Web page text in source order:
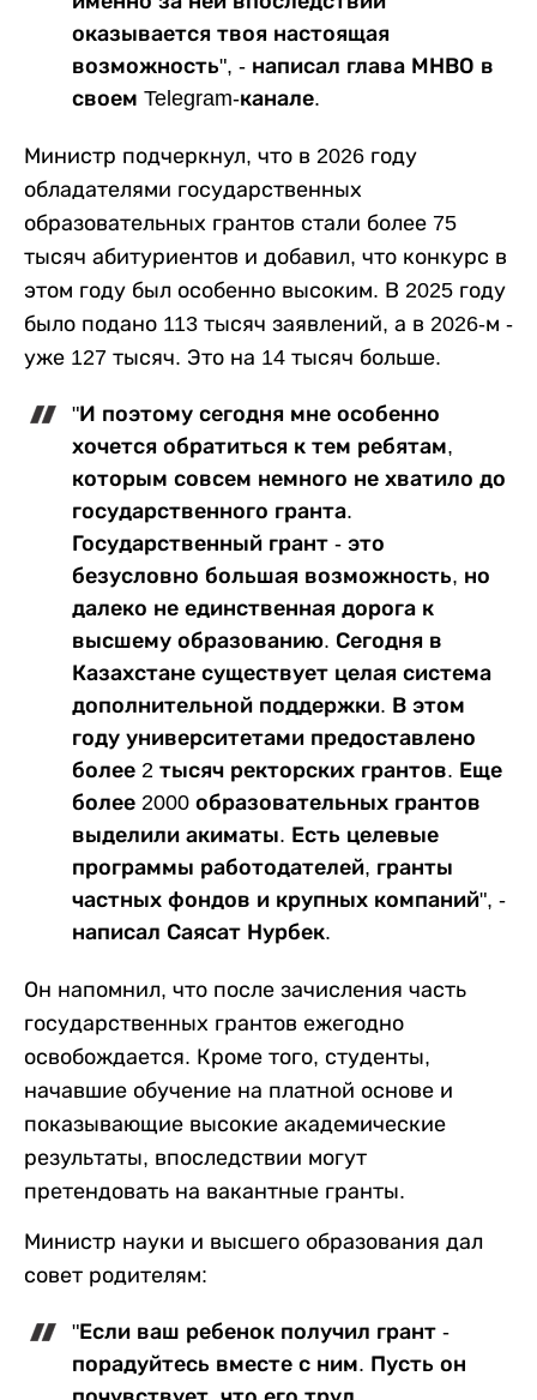
оказывается твоя настоящая
возможность", - написал глава МНВО в
своем Telegram-канале.
Министр подчеркнул, что в 2026 году
обладателями государственных
образовательных грантов стали более 75
тысяч абитуриентов и добавил, что конкурс в
этом году был особенно высоким. В 2025 году
было подано 113 тысяч заявлений, а в 2026-м -
уже 127 тысяч. Это на 14 тысяч больше.
"И поэтому сегодня мне особенно
хочется обратиться к тем ребятам,
которым совсем немного не хватило до
государственного гранта.
Государственный грант - это
безусловно большая возможность, но
далеко не единственная дорога к
высшему образованию. Сегодня в
Казахстане существует целая система
дополнительной поддержки. В этом
году университетами предоставлено
более 2 тысяч ректорских грантов. Еще
более 2000 образовательных грантов
выделили акиматы. Есть целевые
программы работодателей, гранты
частных фондов и крупных компаний", -
написал Саясат Нурбек.
Он напомнил, что после зачисления часть
государственных грантов ежегодно
освобождается. Кроме того, студенты,
начавшие обучение на платной основе и
показывающие высокие академические
результаты, впоследствии могут
претендовать на вакантные гранты.
Министр науки и высшего образования дал
совет родителям:
"Если ваш ребенок получил грант -
порадуйтесь вместе с ним. Пусть он